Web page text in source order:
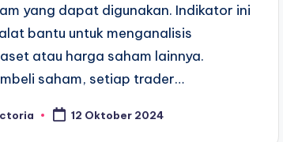
yang dapat digunakan. Indikator ini
bantu untuk menganalisis
atau harga saham lainnya.
saham, setiap trader…
12 Oktober 2024